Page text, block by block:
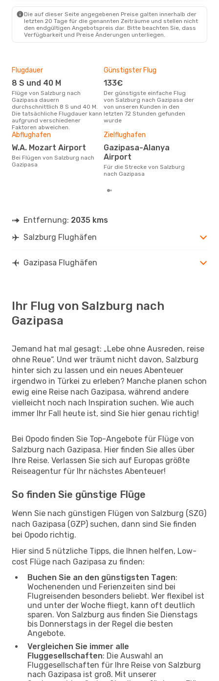
Turkish Airlines
1 Zwischenstopp
GZP- SZG
1 Zwischenstopp
SZG- GZP
Turkish Airlines
1 Zwischenstopp
GZP - SZG
Die auf dieser Seite angegebenen Preise galten innerhalb der
letzten 20 Tage für die genannten Zeiträume und stellen nicht
den endgültigen Angebotspreis dar. Bitte beachten Sie, dass
Verfügbarkeit und Preise Änderungen unterliegen.
Flugdauer
8 S und 40 M
Flüge von Salzburg nach
Gazipasa dauern
durchschnittlich 8 S und 40 M.
Die tatsächliche Flugdauer kann
aufgrund verschiedener
Faktoren abweichen.
Günstigster Flug
133€
Der günstigste einfache Flug
von Salzburg nach Gazipasa der
von unseren Kunden in den
letzten 72 Stunden gefunden
wurde
Abflughafen
W.A. Mozart Airport
Bei Flügen von Salzburg nach
Gazipasa
Zielflughafen
Gazipasa-Alanya
Airport
Für die Strecke von Salzburg
nach Gazipasa
Entfernung: 2035 kms
Salzburg Flughäfen
Gazipasa Flughäfen
Ihr Flug von Salzburg nach
Gazipasa
Jemand hat mal gesagt: „Lebe ohne Ausreden, reise
ohne Reue“. Und wer träumt nicht davon, Salzburg
hinter sich zu lassen und ein neues Abenteuer
irgendwo in Türkei zu erleben? Manche planen schon
ewig eine Reise nach Gazipasa, während andere
vielleicht noch nach Inspiration suchen. Wie auch
immer Ihr Fall heute ist, sind Sie hier genau richtig!
Bei Opodo finden Sie Top-Angebote für Flüge von
Salzburg nach Gazipasa. Hier finden Sie alles über
Ihre Reise. Verlassen Sie sich auf Europas größte
Reiseagentur für Ihr nächstes Abenteuer!
So finden Sie günstige Flüge
Wenn Sie nach günstigen Flügen von Salzburg (SZG)
nach Gazipasa (GZP) suchen, dann sind Sie finden
bei Opodo richtig.
Hier sind 5 nützliche Tipps, die Ihnen helfen, Low-
cost Flüge nach Gazipasa zu finden:
Buchen Sie an den günstigsten Tagen:
Wochenenden und Ferienzeiten sind bei
Flugreisenden besonders beliebt. Wer flexibel ist
und unter der Woche fliegt, kann oft deutlich
sparen. Von Salzburg aus finden Sie Dienstags
bis Donnerstags in der Regel die besten
Angebote.
Vergleichen Sie immer alle
Fluggesellschaften: Die Auswahl an
Fluggesellschaften für Ihre Reise von Salzburg
nach Gazipasa ist groß. Mit unserer